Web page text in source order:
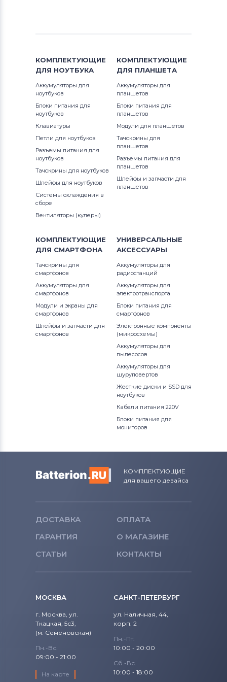
Аккумуляторы для ноутбуков
Gateway
Аккумуляторы для ноутбуков
Аккумуляторы для ноутбуков
Advent
Аккумуляторы для ноутбуковHP
Аккумуляторы для ноутбуков
Аккумуляторы для ноутбуков
Аккумуляторы для ноутбуков
Compaq
Аккумуляторы для ноутбуковHasee
Аккумуляторы для ноутбуковDell
Аккумуляторы для ноутбуковIBM
Аккумуляторы для ноутбуков
Аккумуляторы для ноутбуков
Аккумуляторы для ноутбуков
Fujitsu
Machenike
Аккумуляторы для ноутбуковClevo
Аккумуляторы для ноутбуков Sony
Fujitsu-Siemens
Аккумуляторы для ноутбуковNEC
Аккумуляторы для ноутбуков
Huawei
Аккумуляторы для ноутбуков
G7
Inspiron
Inspiron 11
Inspiron 13
Inspiron 14
Inspiron 14R
Inspiron 14Z
Inspiron 15
Inspiron 17
Inspiron Mini
Inspiron XPS
Precision
Studio 14
Studio 17
Venue
Vostro
XPS
12 (9250) D4505TB
1210
13-7390
13-9300 2020
13-9300 i5 FHD
13-9380
14
15 (9500) Core i7 4K UHD
15 (9570) D1501
15 (9570) D1541
15 (9570) D1645
15 (9570) D1741
15 (9570) D1745
15 (9570) D1841
КОМПЛЕКТУЮЩИЕ
ДЛЯ НОУТБУКА
Аккумуляторы для
ноутбуков
Блоки питания для
ноутбуков
Клавиатуры
Петли для ноутбуков
Разъемы питания для
ноутбуков
Тачскрины для ноутбуков
Шлейфы для ноутбуков
Системы охлаждения в
сборе
Вентиляторы (кулеры)
КОМПЛЕКТУЮЩИЕ
ДЛЯ ПЛАНШЕТА
Аккумуляторы для
планшетов
Блоки питания для
планшетов
Модули для планшетов
Тачскрины для
планшетов
Разъемы питания для
планшетов
Шлейфы и запчасти для
планшетов
КОМПЛЕКТУЮЩИЕ
ДЛЯ СМАРТФОНА
Тачскрины для
смартфонов
Аккумуляторы для
смартфонов
Модули и экраны для
смартфонов
Шлейфы и запчасти для
смартфонов
УНИВЕРСАЛЬНЫЕ
АКСЕССУАРЫ
Аккумуляторы для
радиостанций
Аккумуляторы для
электротранспорта
Блоки питания для
смартфонов
Электронные компоненты
(микросхемы)
Аккумуляторы для
пылесосов
Аккумуляторы для
шуруповертов
Жесткие диски и SSD для
ноутбуков
Кабели питания 220V
Блоки питания для
мониторов
КОМПЛЕКТУЮЩИЕ
для вашего девайса
ДОСТАВКА
ОПЛАТА
ГАРАНТИЯ
О МАГАЗИНЕ
СТАТЬИ
КОНТАКТЫ
МОСКВА
г. Москва, ул.
Ткацкая, 5с3,
(м. Семеновская)
Пн.-Вс.
09:00 - 21:00
На карте
САНКТ-ПЕТЕРБУРГ
ул. Наличная, 44,
корп. 2
Пн.-Пт.
10:00 - 20:00
Сб.-Вс.
10:00 - 18:00